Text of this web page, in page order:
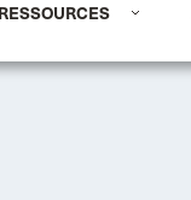
RESSOURCES